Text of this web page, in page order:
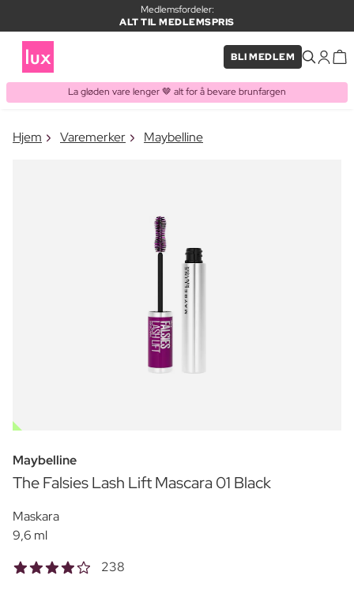
Medlemsfordeler:
ALT TIL MEDLEMSPRIS
BLI MEDLEM
La gløden vare lenger 🤎 alt for å bevare brunfargen
VARE LAGT I HANDLEKURVEN
Kjøpes ofte sammen med
Hjem Varemerker Maybelline
OUTLET
Maybelline
The Falsies Lash Lift Mascara 01 Black
Maskara
9,6 ml
238